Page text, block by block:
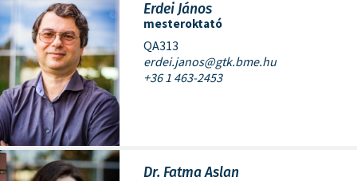
Erdei János
mesteroktató
QA313
erdei.janos@gtk.bme.hu
+36 1 463-2453
Dr. Fatma Aslan